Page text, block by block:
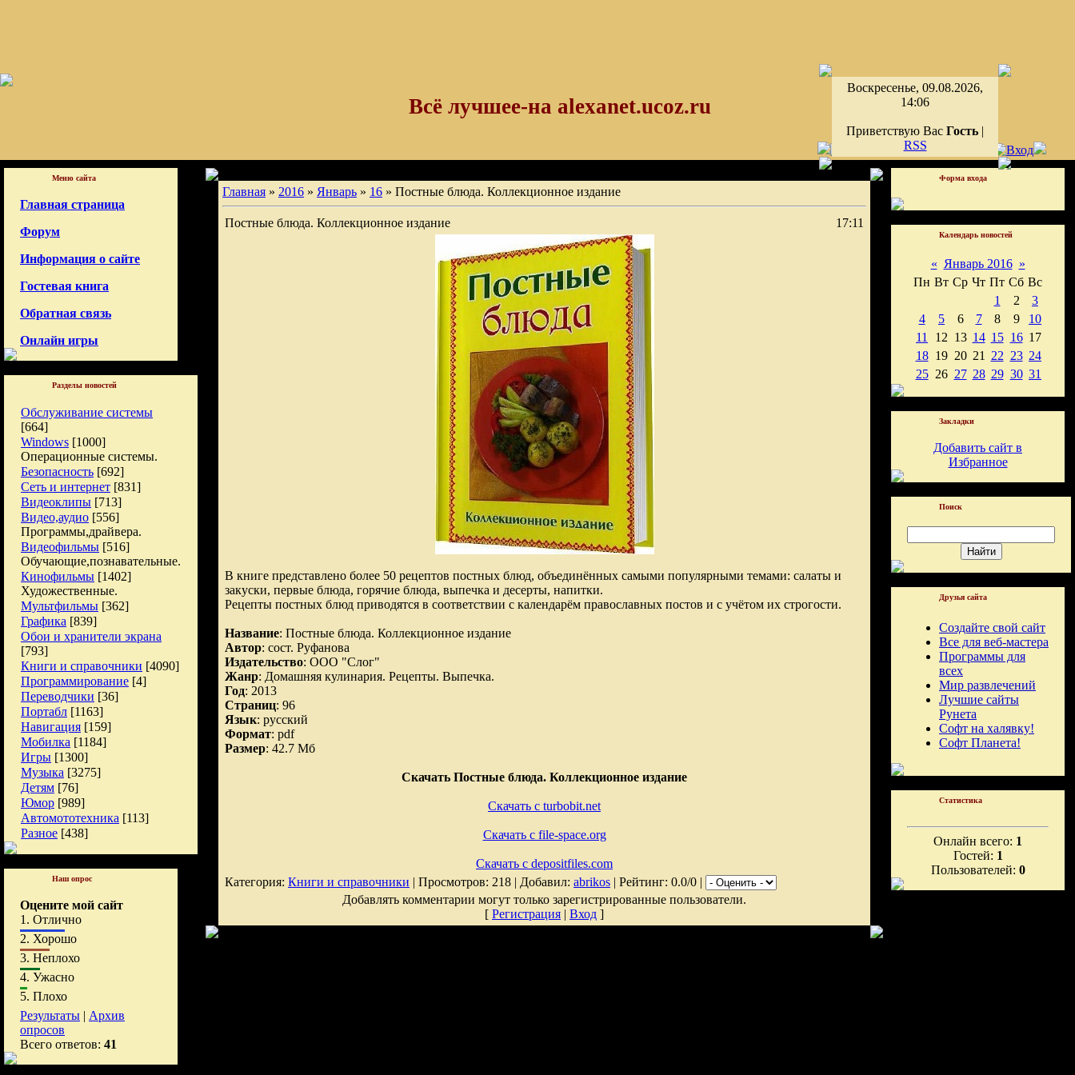
Воскресенье, 09.08.2026,
14:06
Приветствую Вас Гость |
RSS
Всё лучшее-на alexanet.ucoz.ru
Меню сайта
Главная страница
Форум
Информация о сайте
Гостевая книга
Обратная связь
Онлайн игры
Разделы новостей
Обслуживание системы
[664]
Windows [1000]
Операционные системы.
Безопасность [692]
Сеть и интернет [831]
Видеоклипы [713]
Видео,аудио [556]
Программы,драйвера.
Видеофильмы [516]
Обучающие,познавательные.
Кинофильмы [1402]
Художественные.
Мультфильмы [362]
Графика [839]
Обои и хранители экрана
[793]
Книги и справочники [4090]
Программирование [4]
Переводчики [36]
Портабл [1163]
Навигация [159]
Мобилка [1184]
Игры [1300]
Музыка [3275]
Детям [76]
Юмор [989]
Автомототехника [113]
Разное [438]
Наш опрос
Оцените мой сайт
1. Отлично
2. Хорошо
3. Неплохо
4. Ужасно
5. Плохо
Результаты | Архив
опросов
Всего ответов: 41
Главная » 2016 » Январь » 16 » Постные блюда. Коллекционное издание
Постные блюда. Коллекционное издание 17:11
В книге представлено более 50 рецептов постных блюд, объединённых самыми популярными темами: салаты и
закуски, первые блюда, горячие блюда, выпечка и десерты, напитки.
Рецепты постных блюд приводятся в соответствии с календарём православных постов и с учётом их строгости.
Название: Постные блюда. Коллекционное издание
Автор: сост. Руфанова
Издательство: ООО "Слог"
Жанр: Домашняя кулинария. Рецепты. Выпечка.
Год: 2013
Страниц: 96
Язык: русский
Формат: pdf
Размер: 42.7 Мб
Скачать Постные блюда. Коллекционное издание
Скачать с turbobit.net
Скачать с file-space.org
Скачать с depositfiles.com
Категория: Книги и справочники | Просмотров: 218 | Добавил: abrikos | Рейтинг: 0.0/0 |
Добавлять комментарии могут только зарегистрированные пользователи.
[ Регистрация | Вход ]
Форма входа
Календарь новостей
« Январь 2016 »
Пн Вт Ср Чт Пт Сб Вс
1
2
3
4
5 6 7 8 9
10
11
12 13 14 15 16 17
18 19 20 21 22 23 24
25 26 27 28 29 30 31
Закладки
Добавить сайт в
Избранное
Поиск
Друзья сайта
Создайте свой сайт
Все для веб-мастера
Программы для
всех
Мир развлечений
Лучшие сайты
Рунета
Софт на халявку!
Софт Планета!
Статистика
Онлайн всего: 1
Гостей: 1
Пользователей: 0